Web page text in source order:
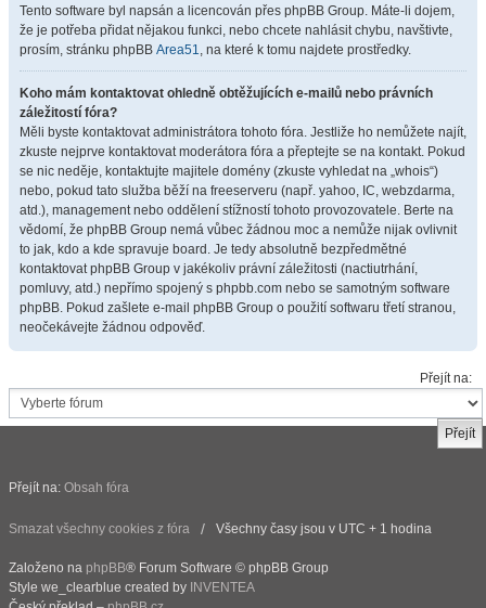
Tento software byl napsán a licencován přes phpBB Group. Máte-li dojem,
že je potřeba přidat nějakou funkci, nebo chcete nahlásit chybu, navštivte,
prosím, stránku phpBB Area51, na které k tomu najdete prostředky.
Koho mám kontaktovat ohledně obtěžujících e-mailů nebo právních
záležitostí fóra?
Měli byste kontaktovat administrátora tohoto fóra. Jestliže ho nemůžete najít,
zkuste nejprve kontaktovat moderátora fóra a přeptejte se na kontakt. Pokud
se nic neděje, kontaktujte majitele domény (zkuste vyhledat na „whois“)
nebo, pokud tato služba běží na freeserveru (např. yahoo, IC, webzdarma,
atd.), management nebo oddělení stížností tohoto provozovatele. Berte na
vědomí, že phpBB Group nemá vůbec žádnou moc a nemůže nijak ovlivnit
to jak, kdo a kde spravuje board. Je tedy absolutně bezpředmětné
kontaktovat phpBB Group v jakékoliv právní záležitosti (nactiutrhání,
pomluvy, atd.) nepřímo spojený s phpbb.com nebo se samotným software
phpBB. Pokud zašlete e-mail phpBB Group o použití softwaru třetí stranou,
neočekávejte žádnou odpověď.
Přejít na:
Přejít na: Obsah fóra
Smazat všechny cookies z fóra Všechny časy jsou v UTC + 1 hodina
Založeno na phpBB® Forum Software © phpBB Group
Style we_clearblue created by INVENTEA